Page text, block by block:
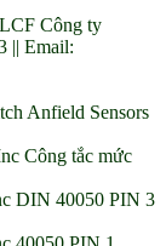
Công ty
|| Email:
Anfield Sensors
Công tắc mức
DIN 40050 PIN 3